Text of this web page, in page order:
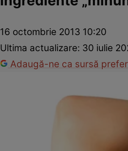
16 octombrie 2013 10:20
Ultima actualizare: 30 iulie
Adaugă-ne ca sursă